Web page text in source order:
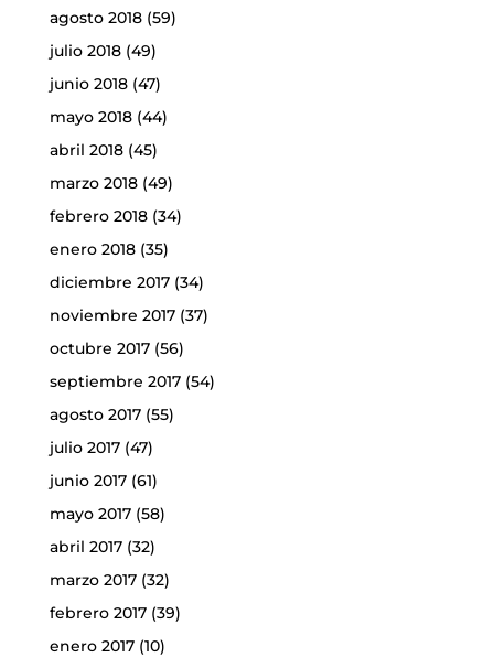
agosto 2018(59)
julio 2018(49)
junio 2018(47)
mayo 2018(44)
abril 2018(45)
marzo 2018(49)
febrero 2018(34)
enero 2018(35)
diciembre 2017(34)
noviembre 2017(37)
octubre 2017(56)
septiembre 2017(54)
agosto 2017(55)
julio 2017(47)
junio 2017(61)
mayo 2017(58)
abril 2017(32)
marzo 2017(32)
febrero 2017(39)
enero 2017(10)